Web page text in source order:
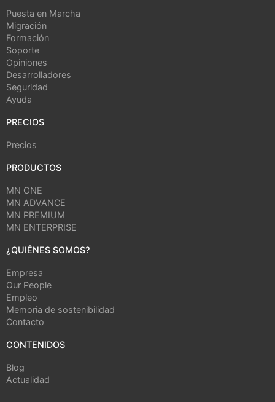
Puesta en Marcha
Migración
Formación
Soporte
Opiniones
Desarrolladores
Seguridad
Ayuda
PRECIOS
Precios
PRODUCTOS
MN ONE
MN ADVANCE
MN PREMIUM
MN ENTERPRISE
¿QUIÉNES SOMOS?
Empresa
Our People
Empleo
Memoria de sostenibilidad
Contacto
CONTENIDOS
Blog
Actualidad